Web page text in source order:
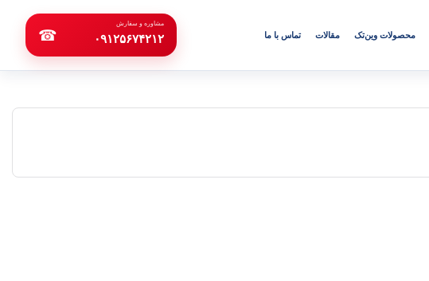
محصولات وین‌تک مقالات تماس با ما
مشاوره و سفارش
۰۹۱۲۵۶۷۴۲۱۲ ☎